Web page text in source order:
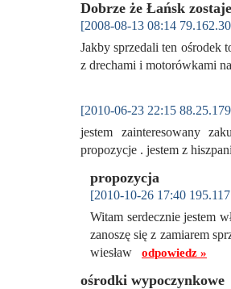
Dobrze że Łańsk zostaje
[2008-08-13 08:14
Jakby sprzedali ten
z drechami i motorówkami
[2010-06-23 22:15
jestem zainteresowany
propozycje . jestem z
propozycja
[2010-10-26 17:40
Witam serdecznie jestem
zanoszę się z zamiarem
wiesław odpowiedz »
ośrodki wypoczynkowe